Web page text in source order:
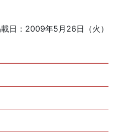
日：2009年5月26日（火）